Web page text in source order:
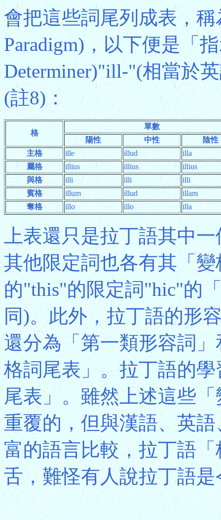
會把這些詞尾列成表，稱
Paradigm)，以下便是「
Determiner)"ill-"(相當於
(註8)：
格
單數
陽性
中性
陰性
主格
ille illud
illa
屬格
illius illius
illius
與格
illi illi
illi
賓格
illum illud
illam
奪格
illo illo illa
上表還只是拉丁語其中
其他限定詞也各有其「
的"this"的限定詞"hic"的
同)。此外，拉丁語的形
還分為「第一類形容詞
格詞尾表」。拉丁語的
尾表」。雖然上述這些
重覆的，但與漢語、英
富的語言比較，拉丁語
舌，難怪有人說拉丁語